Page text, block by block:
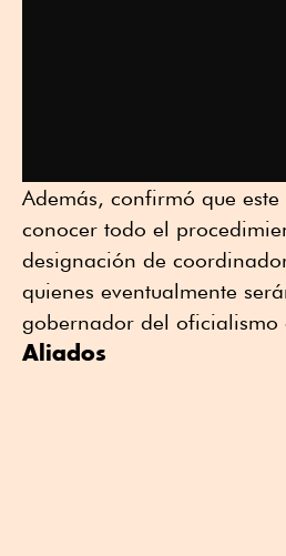
Además, confirmó que
conocer todo el
designación de
quienes eventualmente
gobernador del oficialismo
Aliados